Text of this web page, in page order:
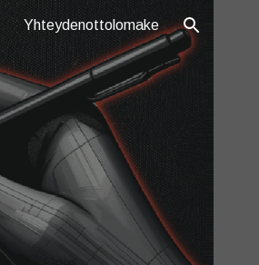
Yhteydenottolomake